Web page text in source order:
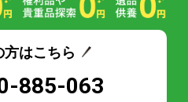
方はこちら
885-063